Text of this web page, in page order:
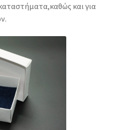
και για